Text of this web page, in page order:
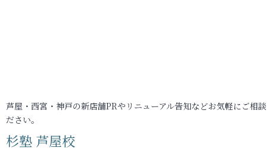
芦屋・西宮・神戸の新店舗PRやリニューアル告知などお気軽にご相
ださい。
杉塾 芦屋校